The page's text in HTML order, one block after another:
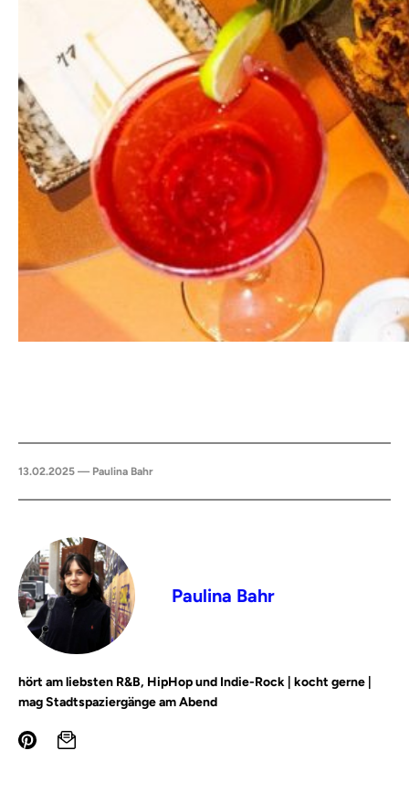
13.02.2025 — Paulina Bahr
Paulina Bahr
hört am liebsten R&B, HipHop und Indie-Rock | kocht gerne |
mag Stadtspaziergänge am Abend